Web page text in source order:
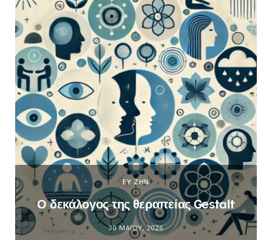
ΕΥ ΖΗΝ
Ο δεκάλογος της θεραπείας Gestalt
30 ΜΑΪ́ΟΥ, 2026